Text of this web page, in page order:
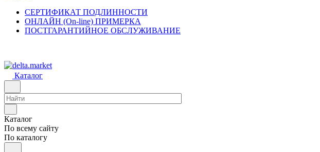
СЕРТИФИКАТ ПОДЛИННОСТИ
ОНЛАЙН (On-line) ПРИМЕРКА
ПОСТГАРАНТИЙНОЕ ОБСЛУЖИВАНИЕ
Каталог
Каталог
По всему сайту
По каталогу